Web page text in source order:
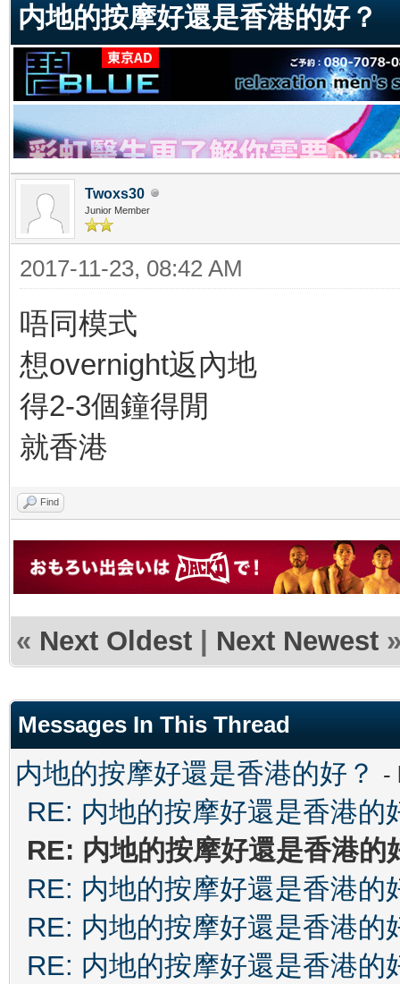
内地的按摩好還是香港的好？
Twoxs30
Junior Member
2017-11-23, 08:42 AM
唔同模式
想overnight返內地
得2-3個鐘得閒
就香港
Find
« Next Oldest | Next Newest
Messages In This Thread
内地的按摩好還是香港的好？ -
RE: 内地的按摩好還是香港的
RE: 内地的按摩好還是香港的
RE: 内地的按摩好還是香港的
RE: 内地的按摩好還是香港的
RE: 内地的按摩好還是香港的